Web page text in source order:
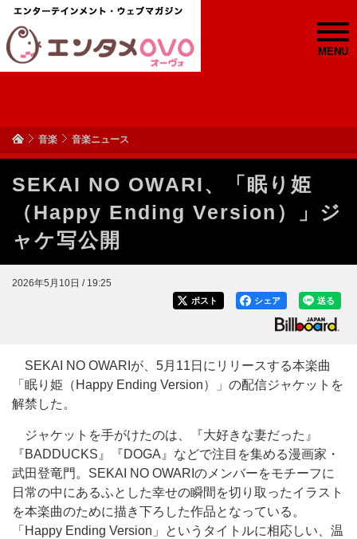
MENU
音楽 音楽ニュース
SEKAI NO OWARI、「眠り姫
（Happy Ending Version）」ジ
ャケ写公開
2026年5月10日 / 19:25
送る
シェア
ポスト
SEKAI NO OWARIが、5月11日にリリースする本楽曲
「眠り姫（Happy Ending Version）」の配信ジャケットを
解禁した。
ジャケットを手がけたのは、『大好きな妻だった』
『BADDUCKS』『DOGA』などで注目を集める漫画家・
武田登竜門。SEKAI NO OWARIのメンバーをモチーフに
日常の中にあるふとした幸せの瞬間を切り取ったイラスト
を本楽曲のために描き下ろした作品となっている。
「Happy Ending Version」というタイトルに相応しい、温